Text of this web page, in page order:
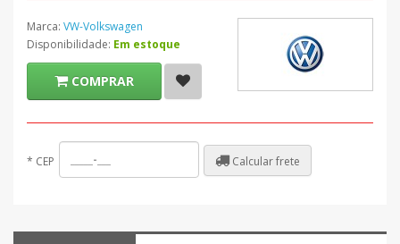
Marca: VW-Volkswagen
Disponibilidade: Em estoque
COMPRAR
* CEP Calcular frete